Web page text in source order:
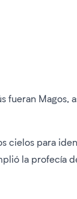
fueran Magos,
cielos para
la profecía